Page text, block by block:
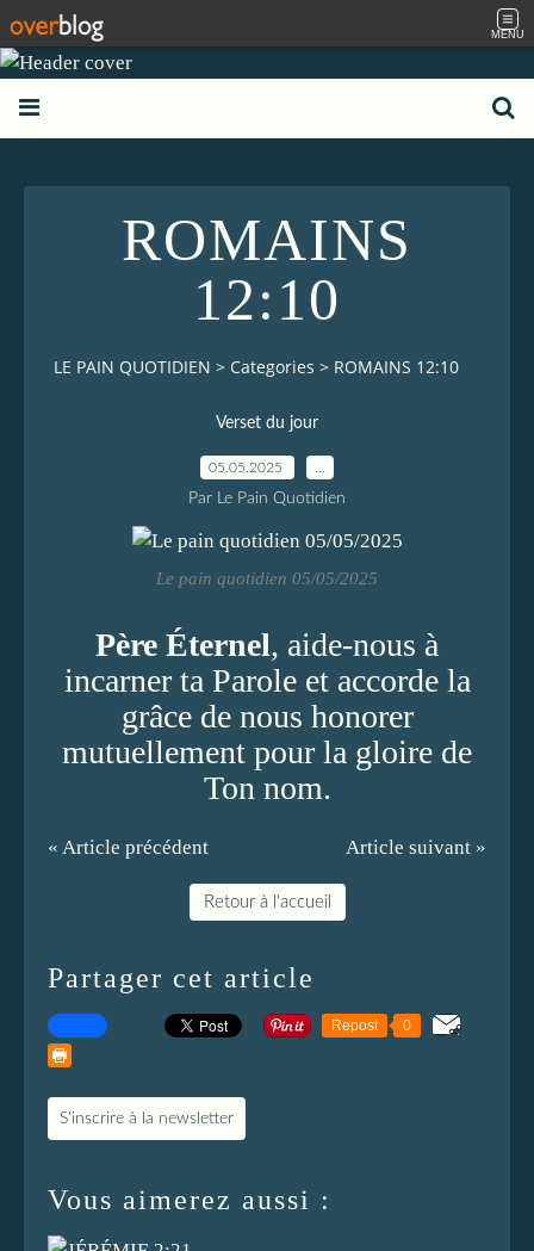
MENU
ROMAINS
12:10
LE PAIN QUOTIDIEN > Categories > ROMAINS 12:10
Verset du jour
05.05.2025
Par Le Pain Quotidien
Le pain quotidien 05/05/2025
Père Éternel, aide-nous à
incarner ta Parole et accorde la
grâce de nous honorer
mutuellement pour la gloire de
Ton nom.
« Article précédent Article suivant »
Retour à l'accueil
Partager cet article
Repost 0
S'inscrire à la newsletter
Vous aimerez aussi :